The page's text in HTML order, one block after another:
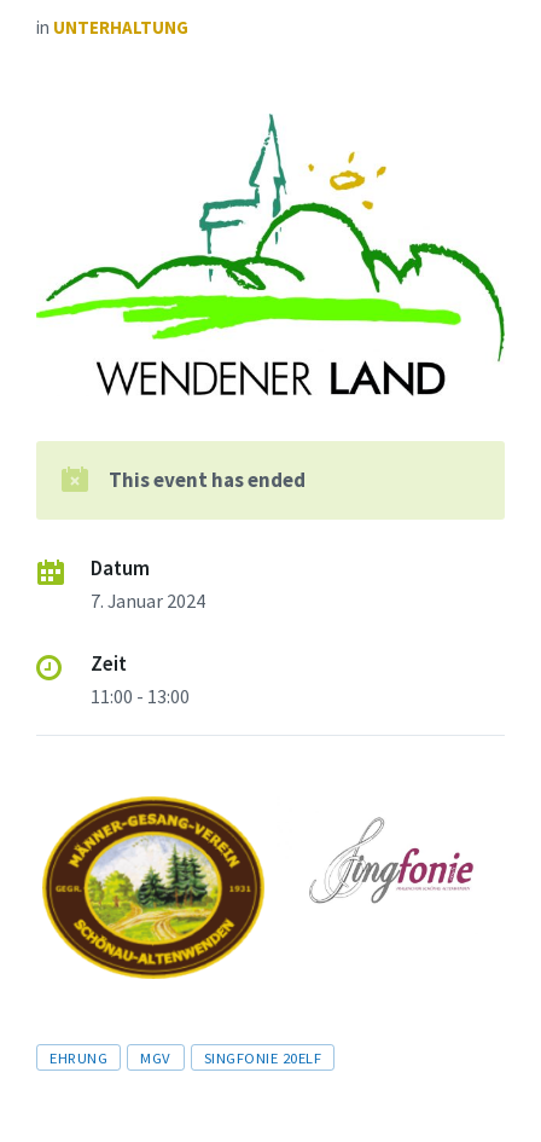
in UNTERHALTUNG
This event has ended
Datum
7. Januar 2024
Zeit
11:00 - 13:00
Tags
EHRUNG MGV SINGFONIE 20ELF